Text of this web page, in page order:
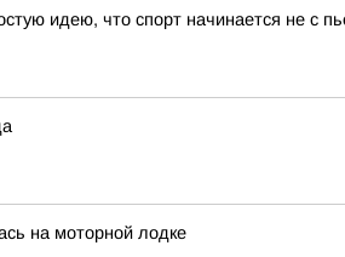
идею, что спорт начинается не с
на моторной лодке